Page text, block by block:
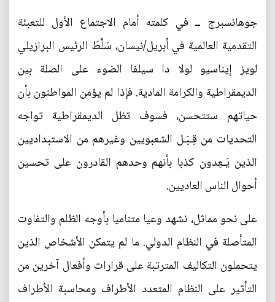
جوهانسبرج ــ في كلمته أمام الاجتماع الأول للتعبئة
التقدمية العالمية في أبريل/نيسان، سَلَّطَ الرئيس البرازيلي
لويز إيناسيو لولا دا سيلفا الضوء على الصلة بين
الديمقراطية والكرامة المادية. فإذا لم يؤمن المواطنون بأن
حياتهم ستتحسن، فسوف تظل الديمقراطية تواجه
التحديات من قِـبَـل الشعبويين وغيرهم من الاستبداديين
الذين يَـعِدون كذبا بأنهم وحدهم القادرون على تحسين
أحوال الناس العاديين.
على نحو مماثل، نشهد وعيا متناميا بأوجه الظلم والتفاوت
المتأصلة في النظام الدولي. ما لم يتمكن الأشخاص الذين
يتحملون التكاليف المترتبة على قرارات وأفعال آخرين من
التأثير على النظام المتعدد الأطراف ومحاسبة الأطراف